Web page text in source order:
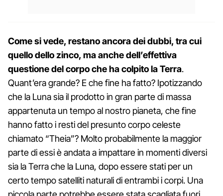
Come si vede, restano ancora dei dubbi, tra cui
quello dello zinco, ma anche dell’effettiva
questione del corpo che ha colpito la Terra.
Quant’era grande? E che fine ha fatto? Ipotizzando
che la Luna sia il prodotto in gran parte di massa
appartenuta un tempo al nostro pianeta, che fine
hanno fatto i resti del presunto corpo celeste
chiamato “Theia”? Molto probabilmente la maggior
parte di essi è andata a impattare in momenti diversi
sia la Terra che la Luna, dopo essere stati per un
certo tempo satelliti naturali di entrambi i corpi. Una